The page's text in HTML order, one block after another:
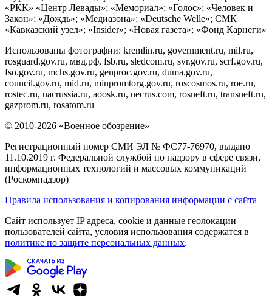
«РКК» «Центр Левады»; «Мемориал»; «Голос»; «Человек и
Закон»; «Дождь»; «Медиазона»; «Deutsche Welle»; СМК
«Кавказский узел»; «Insider»; «Новая газета»; «Фонд Карнеги»
Использованы фотографии: kremlin.ru, government.ru, mil.ru,
rosguard.gov.ru, мвд.рф, fsb.ru, sledcom.ru, svr.gov.ru, scrf.gov.ru,
fso.gov.ru, mchs.gov.ru, genproc.gov.ru, duma.gov.ru,
council.gov.ru, mid.ru, minpromtorg.gov.ru, roscosmos.ru, roe.ru,
rostec.ru, uacrussia.ru, aoosk.ru, uecrus.com, rosneft.ru, transneft.ru,
gazprom.ru, rosatom.ru
© 2010-2026 «Военное обозрение»
Регистрационный номер СМИ ЭЛ № ФС77-76970, выдано
11.10.2019 г. Федеральной службой по надзору в сфере связи,
информационных технологий и массовых коммуникаций
(Роскомнадзор)
Правила использования и копирования информации с сайта
Сайт использует IP адреса, cookie и данные геолокации
пользователей сайта, условия использования содержатся в
политике по защите персональных данных.